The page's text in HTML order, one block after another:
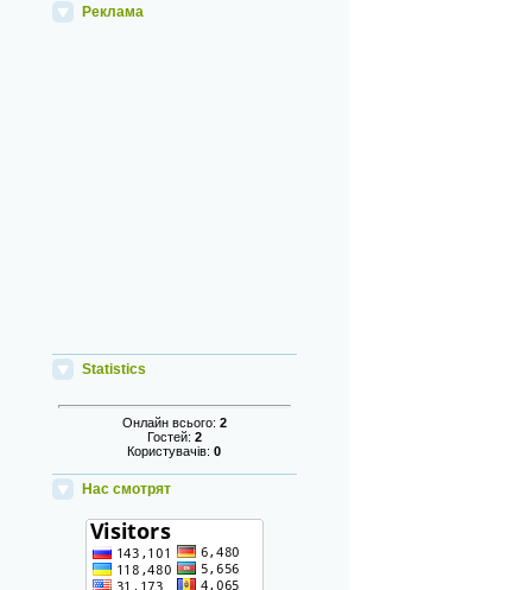
Реклама
Statistics
Онлайн всього: 2
Гостей: 2
Користувачів:0
Нас смотрят